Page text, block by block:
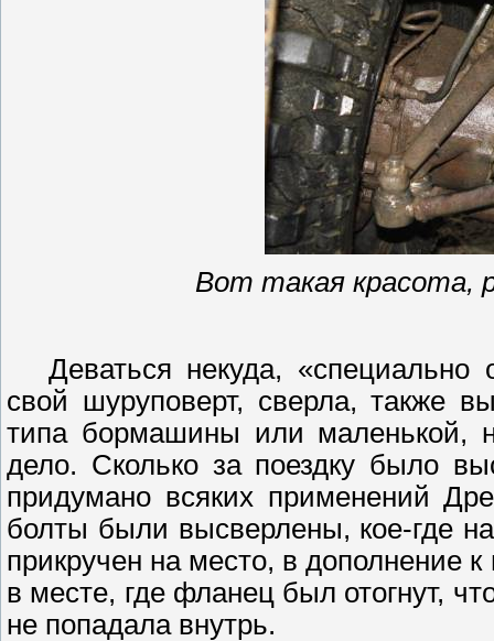
Вот такая красота,
Деваться некуда,
свой шуруповерт, сверла, также
типа бормашины или маленькой,
дело. Сколько за поездку было
придумано всяких применений
болты были высверлены, кое-где
прикручен на место, в дополнение
в месте, где фланец был отогнут,
не попадала внутрь.